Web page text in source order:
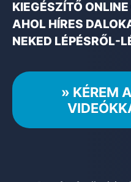
KIEGÉSZÍTŐ
AHOL HÍRES
NEKED LÉPÉSRŐL-
» KÉREM